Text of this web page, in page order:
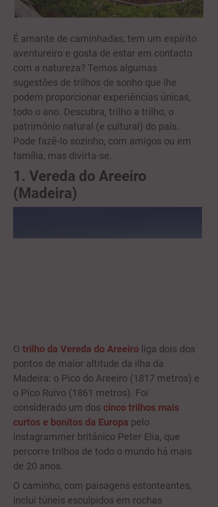
É amante de caminhadas, tem um espírito
aventureiro e gosta de estar em contacto
com a natureza? Temos algumas
sugestões de trilhos de sonho que lhe
podem proporcionar experiências únicas,
todo o ano. Descubra, trilho a trilho, o
património natural (e cultural) do país.
Pode fazê-lo sozinho, com amigos ou em
família, mas divirta-se.
1. Vereda do Areeiro
(Madeira)
O trilho da Vereda do Areeiro liga dois dos
pontos de maior altitude da ilha da
Madeira: o Pico do Areeiro (1817 metros) e
o Pico Ruivo (1861 metros). Foi
considerado um dos cinco trilhos mais
curtos e bonitos da Europa pelo
instagrammer britânico Peter Elia, que
percorre trilhos de todo o mundo há mais
de 20 anos.
O caminho, com paisagens estonteantes,
inclui túneis esculpidos em rochas